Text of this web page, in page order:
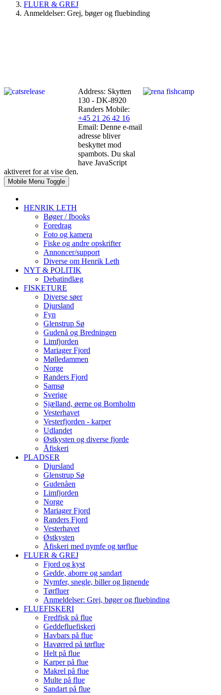
FLUER & GREJ
Anmeldelser: Grej, bøger og fluebinding
Address: Skytten
130 - DK-8920
Randers Mobile:
+45 21 26 42 16
Email: Denne e-mail
adresse bliver
beskyttet mod
spambots. Du skal
have JavaScript
aktiveret for at vise den.
Mobile Menu Toggle
HENRIK LETH
Bøger / Ibooks
Foredrag
Foto og kamera
Fiske og andre opskrifter
Annoncer/support
Diverse om Henrik Leth
NYT & POLITIK
Debatindlæg
FISKETURE
Diverse søer
Djursland
Fyn
Glenstrup Sø
Gudenå og Bredningen
Limfjorden
Mariager Fjord
Mølledammen
Norge
Randers Fjord
Samsø
Sverige
Sjælland, øerne og Bornholm
Vesterhavet
Vesterfjorden - karper
Udlandet
Østkysten og diverse fjorde
Åfiskeri
PLADSER
Djursland
Glenstrup Sø
Gudenåen
Limfjorden
Norge
Mariager Fjord
Randers Fjord
Vesterhavet
Østkysten
Åfiskeri med nymfe og tørflue
FLUER & GREJ
Fjord og kyst
Gedde, aborre og sandart
Nymfer, snegle, biller og lignende
Tørfluer
Anmeldelser: Grej, bøger og fluebinding
FLUEFISKERI
Fredfisk på flue
Geddefluefiskeri
Havbars på flue
Havørred på tørflue
Helt på flue
Karper på flue
Makrel på flue
Multe på flue
Sandart på flue